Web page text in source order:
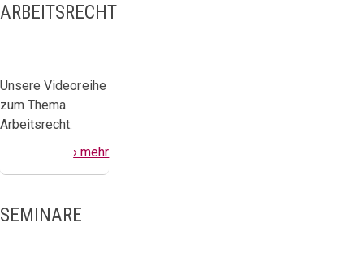
ARBEITSRECHT
Unsere Videoreihe
zum Thema
Arbeitsrecht.
› mehr
SEMINARE